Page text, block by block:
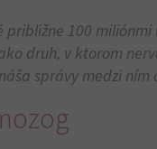
približne 100 miliónmi
druh, v ktorom
správy medzi ním